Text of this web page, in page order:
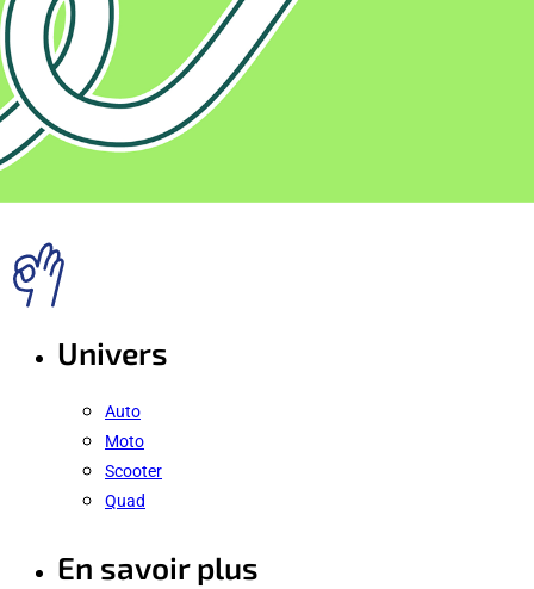
Univers
Auto
Moto
Scooter
Quad
En savoir plus